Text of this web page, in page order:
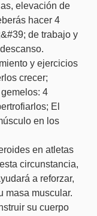
elevación de
hacer 4
de trabajo y
y ejercicios
crecer;
4
El
en los
en atletas
circunstancia,
a reforzar,
masa muscular.
su cuerpo